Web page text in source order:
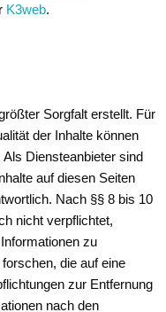
K3web.
Sorgfalt erstellt. Für
der Inhalte können
Diensteanbieter sind
auf diesen Seiten
Nach §§ 8 bis 10
nicht verpflichtet,
zu
die auf eine
zur Entfernung
nach den